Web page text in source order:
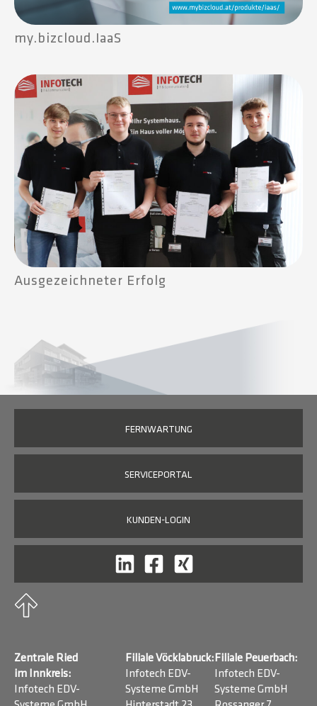
my.bizcloud.IaaS
Ausgezeichneter Erfolg
FERNWARTUNG
SERVICEPORTAL
KUNDEN-LOGIN
Zentrale Ried
im Innkreis:
Infotech EDV-
Filiale Vöcklabruck:
Infotech EDV-
Systeme GmbH
Filiale Peuerbach:
Infotech EDV-
Systeme GmbH